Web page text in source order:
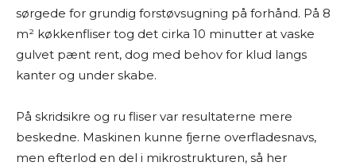
sørgede for grundig forstøvsugning på forhånd. På 8
m² køkkenfliser tog det cirka 10 minutter at vaske
gulvet pænt rent, dog med behov for klud langs
kanter og under skabe.
På skridsikre og ru fliser var resultaterne mere
beskedne. Maskinen kunne fjerne overfladesnavs,
men efterlod en del i mikrostrukturen, så her